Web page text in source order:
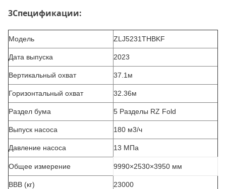
3Спецификации:
Модель ZLJ5231THBKF
Дата выпуска 2023
Вертикальный охват 37.1м
Горизонтальный охват 32.36м
Раздел бума 5 Разделы RZ Fold
Выпуск насоса 180 м3/ч
Давление насоса 13 МПа
Общее измерение 9990×2530×3950 мм
ВВВ (кг) 23000